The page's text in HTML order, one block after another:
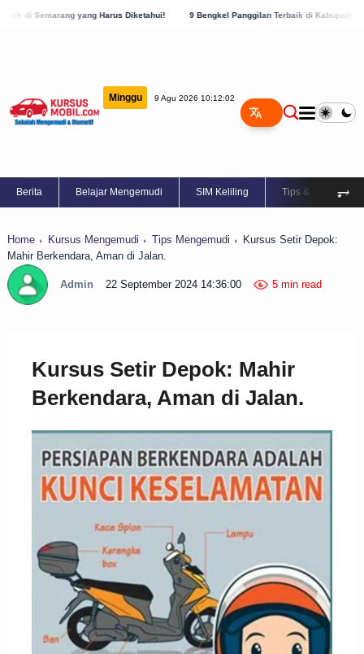
Harus Diketahui! 9 Bengkel Panggilan Terbaik di Kabupaten Semarang, Cek
Minggu 9 Agu 2026 10:12:03
Berita Belajar Mengemudi SIM Keliling Tips & Trik ⥅
Home Kursus Mengemudi Tips Mengemudi
Kursus Setir Depok:
Mahir Berkendara, Aman di Jalan.
Admin 22 September 2024 14:36:00 5 min read
Kursus Setir Depok: Mahir
Berkendara, Aman di Jalan.